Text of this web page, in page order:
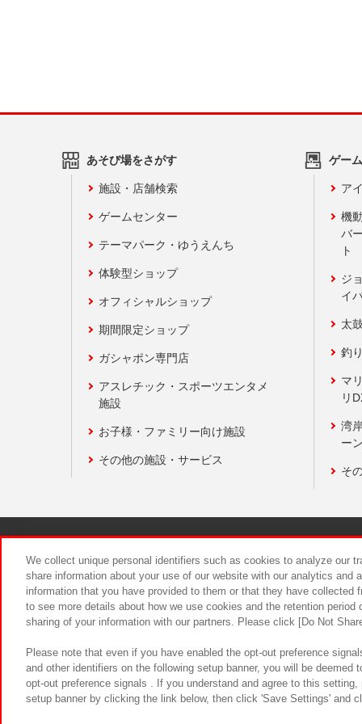
あそび場をさがす
施設・店舗検索
ゲームセンター
テーマパーク・ゆうえんち
体験型ショップ
オフィシャルショップ
期間限定ショップ
ガシャポン専門店
アスレチック・スポーツエンタメ
施設
お子様・ファミリー向け施設
その他の施設・サービス
ゲー
ア
機
バ
ト
ジ
イ
太
釣
マ
リ
湾
ー
そ
食品のご
We collect unique personal identifiers such as cookies to analyze our
share information about your use of our website with our analytics and
information that you have provided to them or that they have
to see more details about how we use cookies and the retention
sharing of your information with our partners. Please click [Do Not
Please note that even if you have enabled the opt-out preference
and other identifiers on the following setup banner, you will be
opt-out preference signals . If you understand and agree to this
setup banner by clicking the link below, then click 'Save Settings' and